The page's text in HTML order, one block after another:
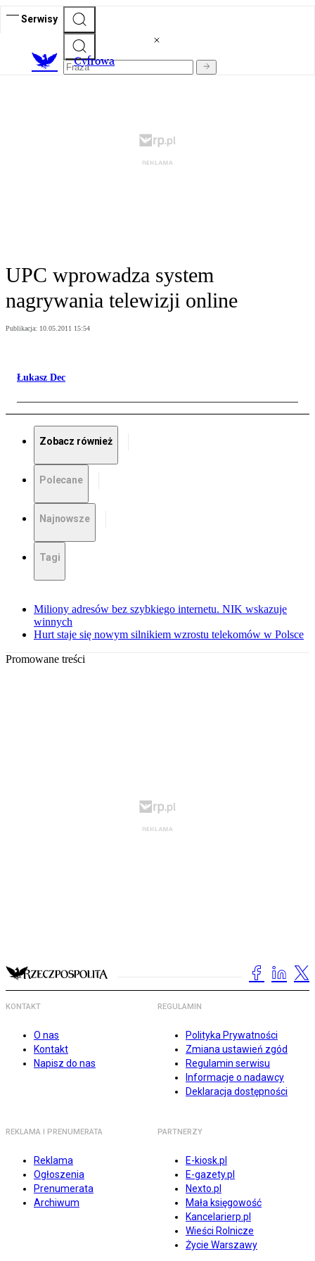
Serwisy
Cyfrowa
UPC wprowadza system
nagrywania telewizji online
Publikacja: 10.05.2011 15:54
Łukasz Dec
Zobacz również
Polecane
Najnowsze
Tagi
Miliony adresów bez szybkiego internetu. NIK wskazuje
winnych
Hurt staje się nowym silnikiem wzrostu telekomów w Polsce
Promowane treści
KONTAKT
O nas
Kontakt
Napisz do nas
REGULAMIN
Polityka Prywatności
Zmiana ustawień zgód
Regulamin serwisu
Informacje o nadawcy
Deklaracja dostępności
REKLAMA I PRENUMERATA
Reklama
Ogłoszenia
Prenumerata
Archiwum
PARTNERZY
E-kiosk.pl
E-gazety.pl
Nexto.pl
Mała księgowość
Kancelarierp.pl
Wieści Rolnicze
Życie Warszawy